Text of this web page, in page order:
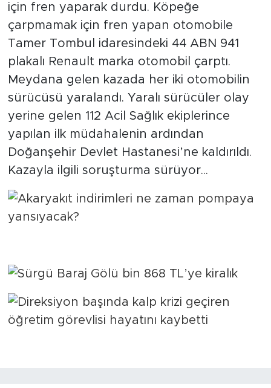
için fren yaparak durdu. Köpeğe
çarpmamak için fren yapan otomobile
Tamer Tombul idaresindeki 44 ABN 941
plakalı Renault marka otomobil çarptı.
Meydana gelen kazada her iki otomobilin
sürücüsü yaralandı. Yaralı sürücüler olay
yerine gelen 112 Acil Sağlık ekiplerince
yapılan ilk müdahalenin ardından
Doğanşehir Devlet Hastanesi’ne kaldırıldı.
Kazayla ilgili soruşturma sürüyor...
Doğanyol
Arapgir
Arguvan
Battalgazi
Doğanşehir
Hekimhan
Magazin
Sinema